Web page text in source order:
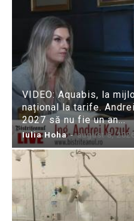
VIDEO: Aquabis, la
național la tarife.
2027 să nu fie un an...
Iulia Hoha - august 8,